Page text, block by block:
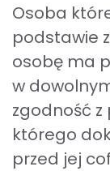
Osoba
podstawie
osobę ma
w
zgodność
którego
przed jej